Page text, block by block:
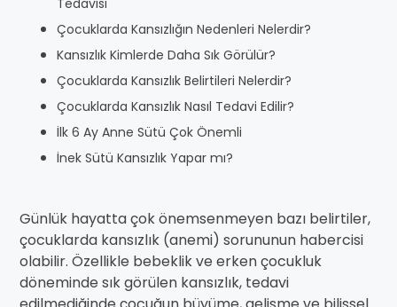
Tedavisi
Çocuklarda Kansızlığın Nedenleri Nelerdir?
Kansızlık Kimlerde Daha Sık Görülür?
Çocuklarda Kansızlık Belirtileri Nelerdir?
Çocuklarda Kansızlık Nasıl Tedavi Edilir?
İlk 6 Ay Anne Sütü Çok Önemli
İnek Sütü Kansızlık Yapar mı?
Günlük hayatta çok önemsenmeyen bazı belirtiler,
çocuklarda kansızlık (anemi) sorununun habercisi
olabilir. Özellikle bebeklik ve erken çocukluk
döneminde sık görülen kansızlık, tedavi